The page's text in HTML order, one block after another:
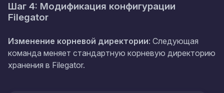
Шаг 4: Модификация конфигурации
Filegator
Изменение корневой директории: Следующая
команда меняет стандартную корневую директорию
хранения в Filegator.